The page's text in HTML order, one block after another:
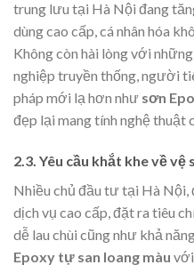
trung lưu tại Hà Nội đang
dùng cao cấp, cá nhân hóa
Không còn hài lòng với
nghiệp truyền thống, người
pháp mới lạ hơn như sơn
đẹp lại mang tính nghệ thuật
2.3. Yêu cầu khắt khe về vệ
Nhiều chủ đầu tư tại Hà Nội,
dịch vụ cao cấp, đặt ra tiêu
dễ lau chùi cũng như khả
Epoxy tự san loang màu với